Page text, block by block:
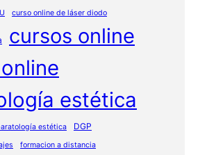
curso online de láser diodo
cursos online
estética
estética DGP
formacion a distancia